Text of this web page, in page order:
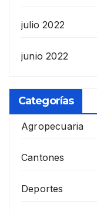
julio 2022
junio 2022
Categorías
Agropecuaria
Cantones
Deportes